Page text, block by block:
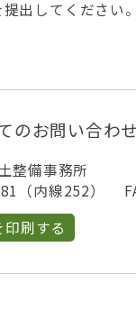
出してください。
のお問い合わせ
整備事務所
（内線252）
刷する